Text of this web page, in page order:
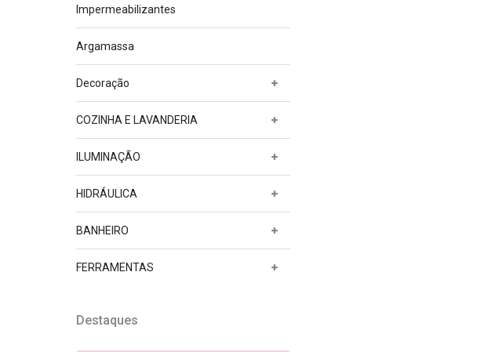
Impermeabilizantes
Argamassa
Decoração
COZINHA E LAVANDERIA
ILUMINAÇÃO
HIDRÁULICA
BANHEIRO
FERRAMENTAS
Destaques